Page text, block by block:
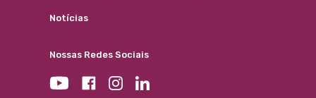
Notícias
Nossas Redes Sociais